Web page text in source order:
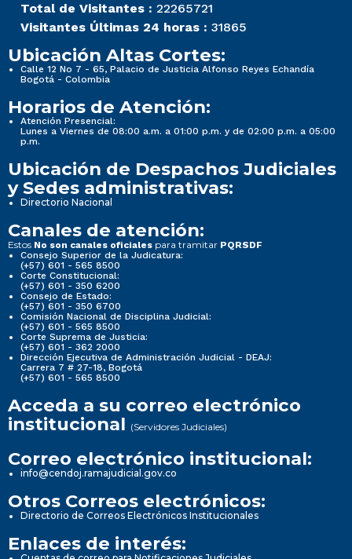
Total de Visitantes : 22265721
Visitantes Últimas 24 horas : 31865
Ubicación Altas Cortes:
Calle 12 No 7 - 65, Palacio de Justicia Alfonso Reyes Echandía
Bogotá - Colombia
Horarios de Atención:
Atención Presencial:
Lunes a Viernes de 08:00 a.m. a 01:00 p.m. y de 02:00 p.m. a 05:00
p.m.
Ubicación de Despachos Judiciales
y Sedes administrativas:
Directorio Nacional
Canales de atención:
Estos No son canales oficiales para tramitar PQRSDF
Consejo Superior de la Judicatura:
(+57) 601 - 565 8500
Corte Constitucional:
(+57) 601 - 350 6200
Consejo de Estado:
(+57) 601 - 350 6700
Comisión Nacional de Disciplina Judicial:
(+57) 601 - 565 8500
Corte Suprema de Justicia:
(+57) 601 - 362 2000
Dirección Ejecutiva de Administración Judicial - DEAJ:
Carrera 7 # 27-18, Bogotá
(+57) 601 - 565 8500
Acceda a su correo electrónico
institucional (Servidores Judiciales)
Correo electrónico institucional:
info@cendoj.ramajudicial.gov.co
Otros Correos electrónicos:
Directorio de Correos Electrónicos Institucionales
Enlaces de interés: